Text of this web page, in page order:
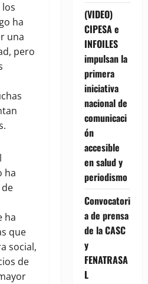
ha
una
pero
ha
ha
que
social,
de
(VIDEO)
CIPESA e
INFOILES
impulsan la
primera
iniciativa
nacional de
comunicaci
ón
accesible
en salud y
periodismo
Convocatori
a de prensa
de la CASC
y
FENATRASA
L